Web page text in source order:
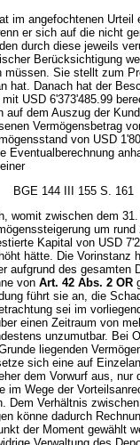
im angefochtenen Urteil
er sich auf die nicht
durch diese jeweils
Berücksichtigung
müssen. Sie stellt zum
hat. Danach hat der
USD 6'373'485.99
auf dem Auszug der
Vermögensbetrag
von USD
Eventualberechnung
BGE 144 III 155 S. 161
womit zwischen dem
um
Kapital von USD
hätte. Die Vorinstanz
aufgrund des gesamten
von Art. 42 Abs. 2 OR
führt sie an, die
sei im
einen Zeitraum von
unzumutbar. Bei
liegenden
sich eine auf
dem Vorwurf aus, nur
im Wege der
Dem Verhältnis
könne dadurch
der Moment gewählt